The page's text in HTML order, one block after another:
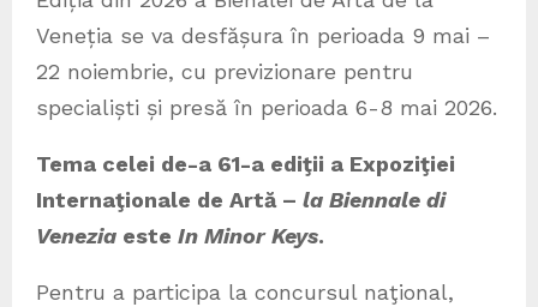
Veneția se va desfășura în perioada 9 mai –
22 noiembrie, cu previzionare pentru
specialiști și presă în perioada 6-8 mai 2026.
Tema celei de-a 61-a ediţii a Expoziţiei
Internaţionale de Artă – la Biennale di
Venezia este In Minor Keys.
Pentru a participa la concursul naţional,